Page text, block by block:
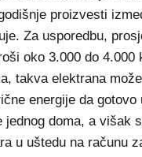
proizvesti
Za usporedbu,
oko 3.000 do 4.000
takva elektrana
energije da gotovo
jednog doma, a višak
u uštedu na računu